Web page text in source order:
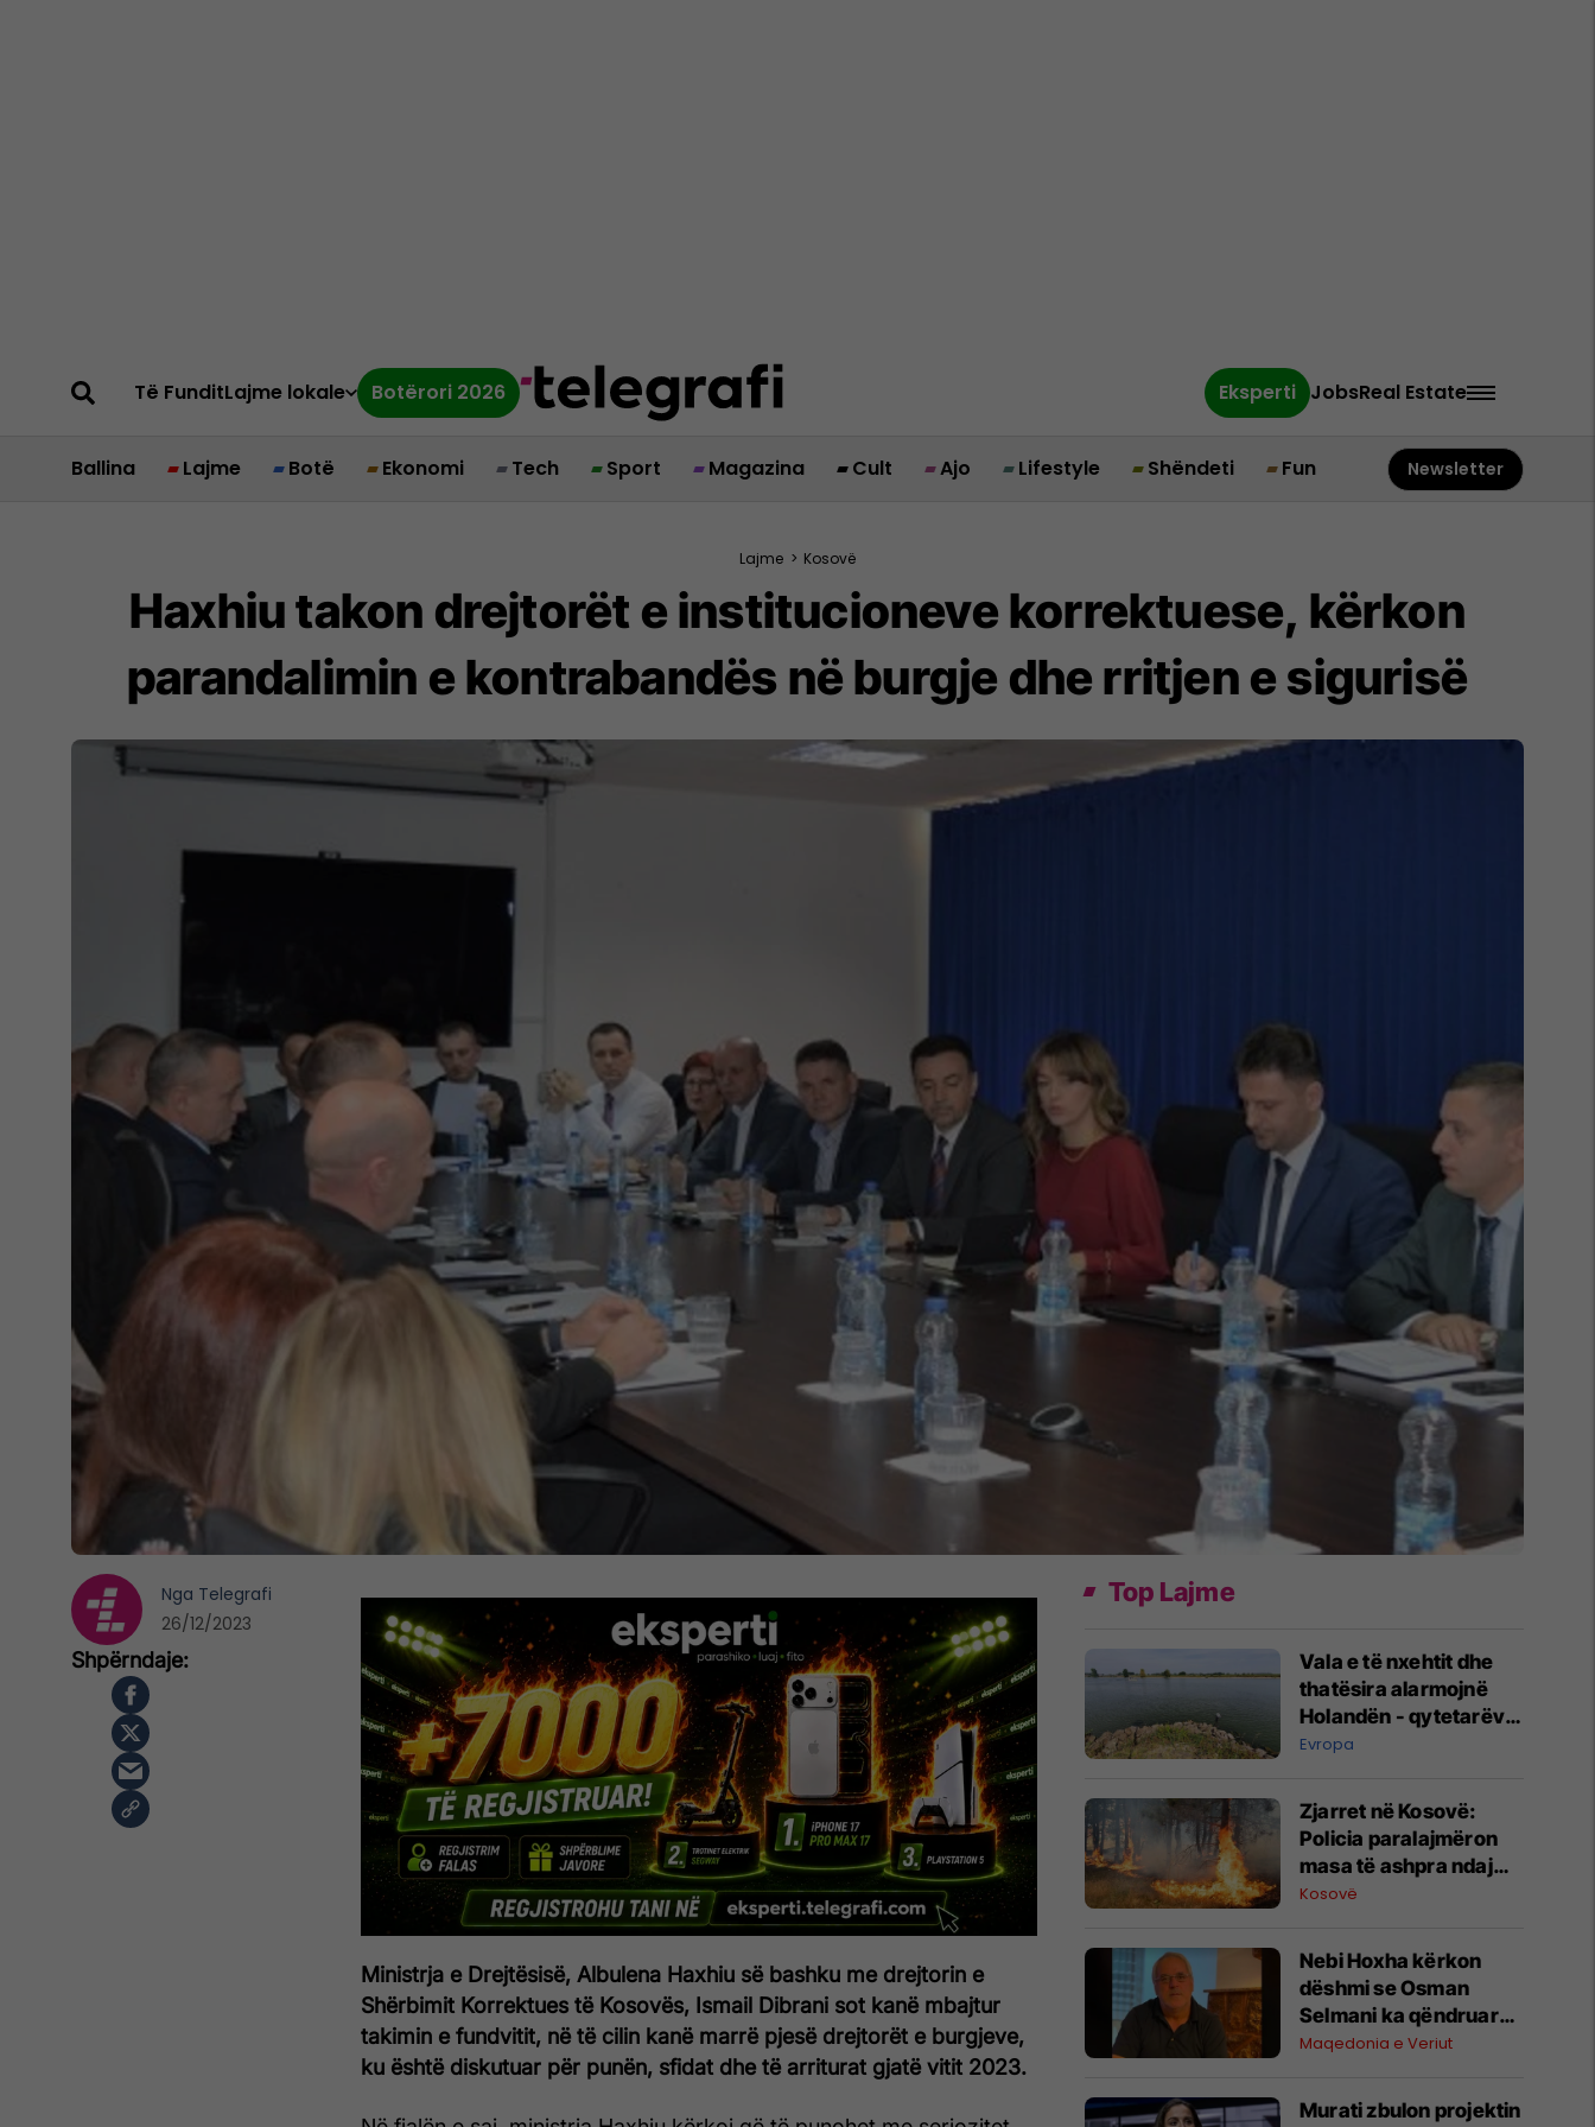
Të FunditLajme lokale Botërori 2026 Eksperti JobsReal Estate
Ballina Lajme Botë Ekonomi Tech Sport Magazina Cult Ajo Lifestyle Shëndeti Fun Newsletter
Lajme > Kosovë
​Haxhiu takon drejtorët e institucioneve korrektuese, kërkon
parandalimin e kontrabandës në burgje dhe rritjen e sigurisë
Ministrja e Drejtësisë, Albulena Haxhiu së bashku me drejtorin e
Shërbimit Korrektues të Kosovës, Ismail Dibrani sot kanë mbajtur
takimin e fundvitit, në të cilin kanë marrë pjesë drejtorët e burgjeve,
ku është diskutuar për punën, sfidat dhe të arriturat gjatë vitit 2023.
Nga Telegrafi
26/12/2023
Top Lajme
Vala e të nxehtit dhe
thatësira alarmojnë
Holandën - qytetarëve
u kërkohet të kursejnë
Evropa
Zjarret në Kosovë:
Policia paralajmëron
masa të ashpra ndaj
zjarrvënësve
Kosovë
Nebi Hoxha kërkon
dëshmi se Osman
Selmani ka qëndruar
në Çegran gjatë luftës
lufte
Maqedonia e Veriut
Murati zbulon projektin